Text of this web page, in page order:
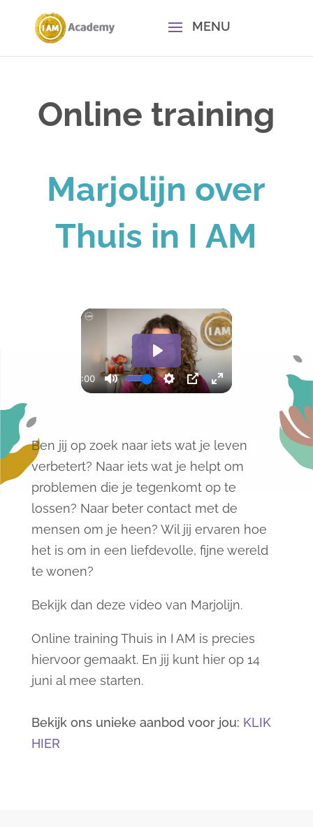
Online training
Marjolijn over
Thuis in I AM
Ben jij op zoek naar iets wat je leven
verbetert? Naar iets wat je helpt om
problemen die je tegenkomt op te
lossen? Naar beter contact met de
mensen om je heen? Wil jij ervaren hoe
het is om in een liefdevolle, fijne wereld
te wonen?
Bekijk dan deze video van Marjolijn.
Online training Thuis in I AM is precies
hiervoor gemaakt. En jij kunt hier op 14
juni al mee starten.
Bekijk ons unieke aanbod voor jou: KLIK
HIER